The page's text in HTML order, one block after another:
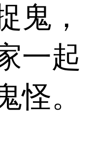
鬼，
一起
怪。